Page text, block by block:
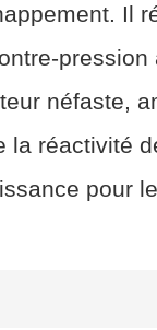
Il
pression
néfaste,
la réactivité
pour